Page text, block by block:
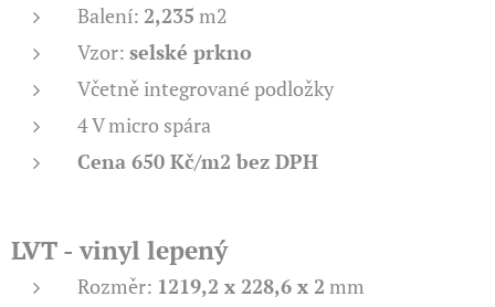
Balení: 2,235 m2
Vzor: selské prkno
Včetně integrované podložky
4 V micro spára
Cena 650 Kč/m2 bez DPH
LVT - vinyl lepený
Rozměr: 1219,2 x 228,6 x 2 mm